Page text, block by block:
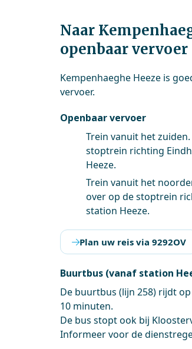
Naar
openbaar vervoer
Kempenhaeghe Heeze is
vervoer.
Openbaar vervoer
Trein vanuit het
stoptrein richting
Heeze.
Trein vanuit het
over op de stoptrein
station Heeze.
Plan uw reis via 9292OV
Buurtbus (vanaf station
De buurtbus (lijn 258) rijdt
10 minuten.
De bus stopt ook bij
Informeer voor de